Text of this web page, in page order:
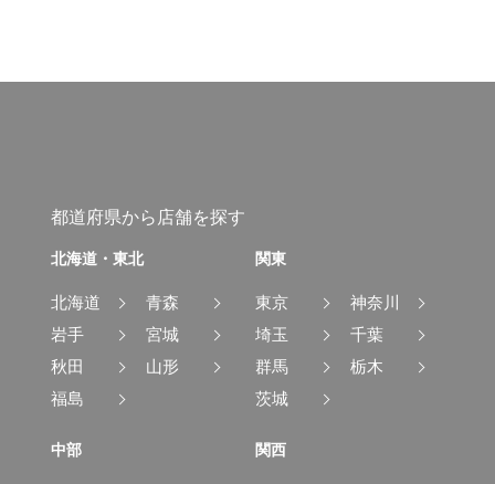
都道府県から店舗を探す
北海道・東北
北海道
青森
岩手
宮城
秋田
山形
福島
関東
東京
神奈川
埼玉
千葉
群馬
栃木
茨城
中部 関西